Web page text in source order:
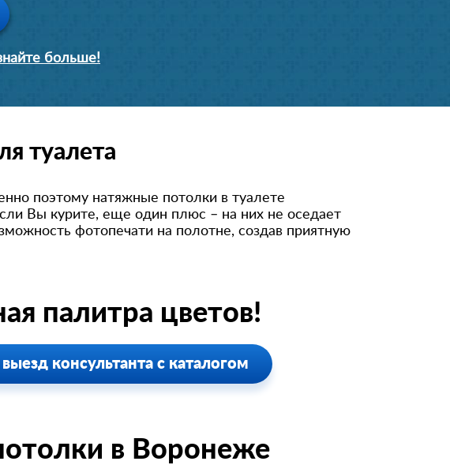
больше!
туалета
поэтому натяжные потолки в туалете
Вы курите, еще один плюс – на них не оседает
фотопечати на полотне, создав приятную
палитра цветов!
консультанта с каталогом
в Воронеже